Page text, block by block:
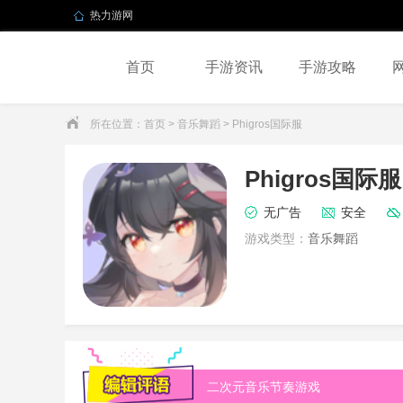
热力游网
首页 手游资讯 手游攻略
所在位置： 首页 > 音乐舞蹈 > Phigros国际服
Phigros国际服
无广告
安全
游戏类型： 音乐舞蹈
二次元音乐节奏游戏